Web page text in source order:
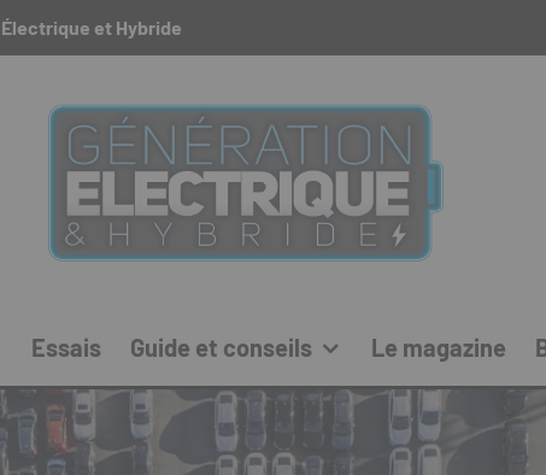
et Hybride
Essais Guide et conseils Le magazine